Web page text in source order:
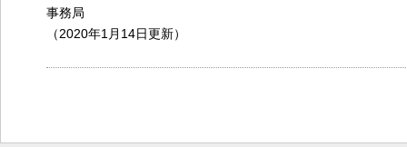
事務局
（2020年1月14日更新）